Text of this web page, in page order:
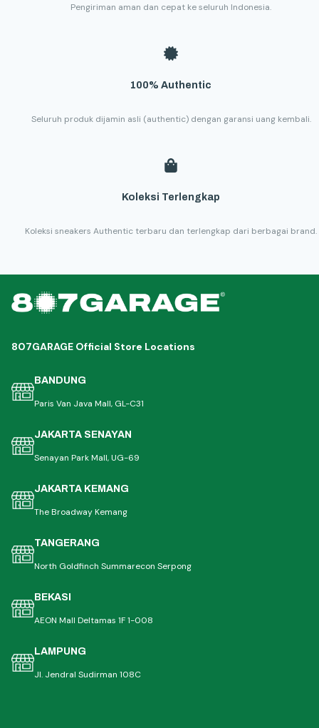
Pengiriman aman dan cepat ke seluruh Indonesia.
100% Authentic
Seluruh produk dijamin asli (authentic) dengan garansi uang kembali.
Koleksi Terlengkap
Koleksi sneakers Authentic terbaru dan terlengkap dari berbagai brand.
807GARAGE Official Store Locations
BANDUNG
Paris Van Java Mall, GL-C31
JAKARTA SENAYAN
Senayan Park Mall, UG-69
JAKARTA KEMANG
The Broadway Kemang
TANGERANG
North Goldfinch Summarecon Serpong
BEKASI
AEON Mall Deltamas 1F 1-008
LAMPUNG
Jl. Jendral Sudirman 108C